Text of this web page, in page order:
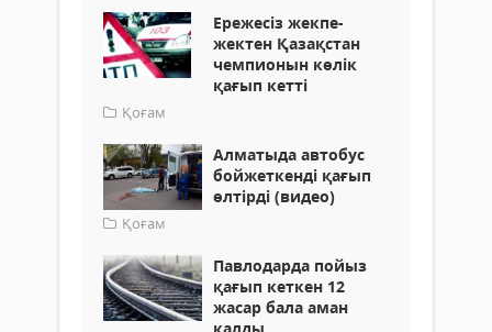
Ережесіз жекпе-
жектен Қазақстан
чемпионын көлік
қағып кетті
Қоғам
Алматыда автобус
бойжеткенді қағып
өлтірді (видео)
Қоғам
Павлодарда пойыз
қағып кеткен 12
жасар бала аман